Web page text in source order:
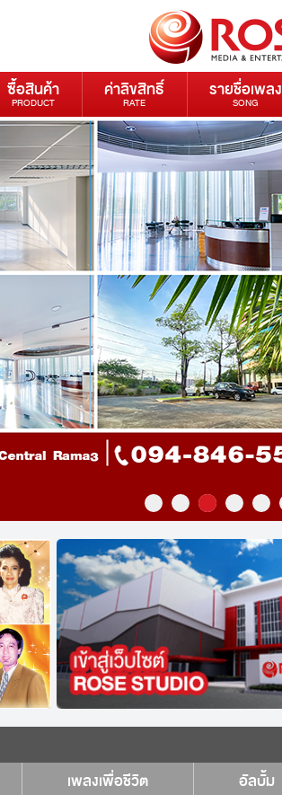
ซื้อสินค้า
PRODUCT
ค่าลิขสิทธิ์
RATE
รายชื่อเพลง
SONG
เพลงเพื่อชีวิต อัลบั้ม